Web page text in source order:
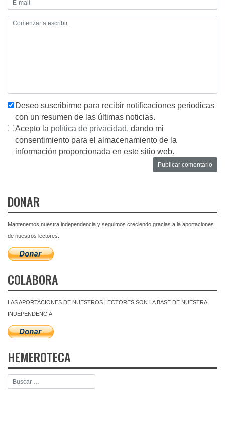
Deseo suscribirme para recibir notificaciones periodicas
con un resumen de las últimas noticias.
Acepto la política de privacidad, dando mi
consentimiento para el almacenamiento de la
información proporcionada en este sitio web.
DONAR
Mantenemos nuestra independencia y seguimos creciendo gracias a la aportaciones
de nuestros lectores.
COLABORA
LAS APORTACIONES DE NUESTROS LECTORES SON LA BASE DE NUESTRA
INDEPENDENCIA
HEMEROTECA